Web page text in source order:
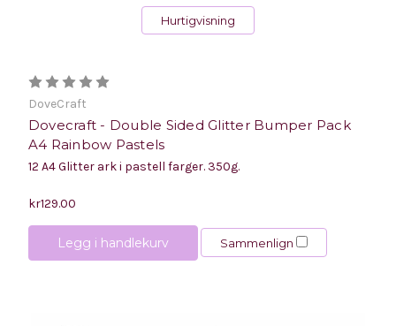
Hurtigvisning
DoveCraft
Dovecraft - Double Sided Glitter Bumper Pack
A4 Rainbow Pastels
12 A4 Glitter ark i pastell farger. 350g.
kr129.00
Legg i handlekurv Sammenlign